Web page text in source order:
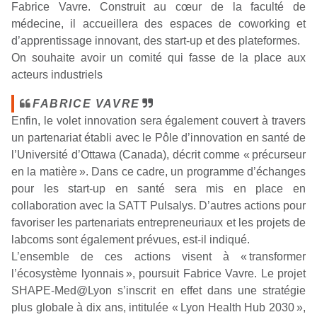
Fabrice Vavre. Construit au cœur de la faculté de
médecine, il accueillera des espaces de coworking et
d’apprentissage innovant, des start-up et des plateformes.
On souhaite avoir un comité qui fasse de la place aux
acteurs industriels
FABRICE VAVRE
Enfin, le volet innovation sera également couvert à travers
un partenariat établi avec le Pôle d’innovation en santé de
l’Université d’Ottawa (Canada), décrit comme « précurseur
en la matière ». Dans ce cadre, un programme d’échanges
pour les start-up en santé sera mis en place en
collaboration avec la SATT Pulsalys. D’autres actions pour
favoriser les partenariats entrepreneuriaux et les projets de
labcoms sont également prévues, est-il indiqué.
L’ensemble de ces actions visent à « transformer
l’écosystème lyonnais », poursuit Fabrice Vavre. Le projet
SHAPE-Med@Lyon s’inscrit en effet dans une stratégie
plus globale à dix ans, intitulée « Lyon Health Hub 2030 »,